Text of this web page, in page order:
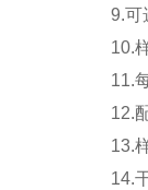
9.可
10.
11.
12.
13.
14.